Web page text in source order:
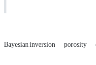
Bayesian inversion porosity